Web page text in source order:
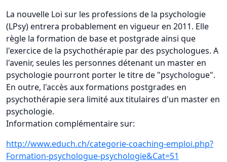
La nouvelle Loi sur les professions de la psychologie
(LPsy) entrera probablement en vigueur en 2011. Elle
règle la formation de base et postgrade ainsi que
l'exercice de la psychothérapie par des psychologues. A
l'avenir, seules les personnes détenant un master en
psychologie pourront porter le titre de "psychologue".
En outre, l'accès aux formations postgrades en
psychothérapie sera limité aux titulaires d'un master en
psychologie.
Information complémentaire sur:
http://www.educh.ch/categorie-coaching-emploi.php?
Formation-psychologue-psychologie&Cat=51